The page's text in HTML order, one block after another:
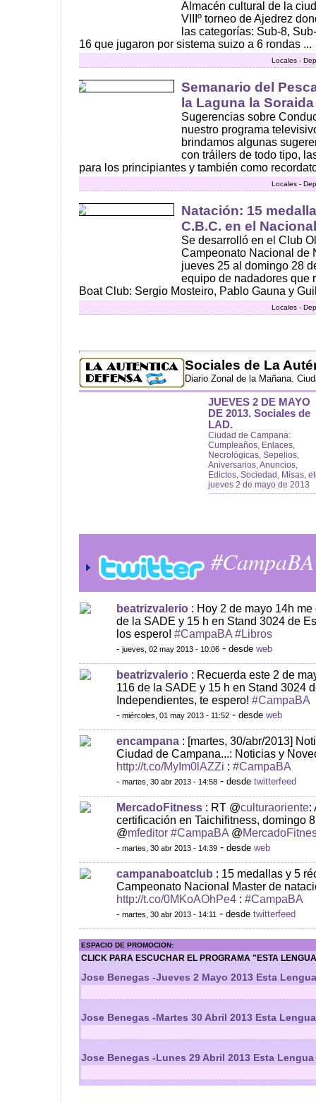
Almacén cultural de la
VIIIº torneo de Ajedrez
las categorías: Sub-8,
16 que jugaron por sistema suizo a 6 rondas ...
Locales -
Semanario del
la Laguna la
Sugerencias sobre
nuestro programa
brindamos algunas
con tráilers de todo tipo,
para los principiantes y también como
Locales -
Natación: 15
C.B.C. en el
Se desarrolló en el Club
Campeonato Nacional de
jueves 25 al domingo 28
equipo de nadadores que
Boat Club: Sergio Mosteiro, Pablo Gauna y
Locales -
Sociales de La
Diario Zonal de la Mañana.
JUEVES 2 DE MAYO
DE 2013. Sociales de
LAD.
Ciudad de Campana:
Cumpleaños, Enlaces,
Necrológicas, Sepelios,
Aniversarios, Anuncios,
Edictos, Sociedad, Misas,
jueves 2 de mayo de 2013
#CampaBA
beatrizvalerio : Hoy 2 de mayo 14h
de la SADE y 15 h en Stand 3024 de
los espero! #CampaBA #Libros
- jueves, 02 may 2013 - 10:06 - desde web
beatrizvalerio : Recuerda este 2 de
116 de la SADE y 15 h en Stand 3024
Independientes, te espero! #CampaBA
- miércoles, 01 may 2013 - 11:52 - desde web
encampana : [martes, 30/abr/2013]
Ciudad de Campana...: Noticias y
http://t.co/MyIm0lAZZi : #CampaBA
- martes, 30 abr 2013 - 14:58 - desde twitterfeed
MercadoFitness : RT @culturaoriente:
certificación en Taichifitness, domingo
@mfeditor #CampaBA @
- martes, 30 abr 2013 - 14:39 - desde web
campanaboatclub : 15 medallas y 5
Campeonato Nacional Master de
http://t.co/0MKoAOhPe4 : #CampaBA
- martes, 30 abr 2013 - 14:11 - desde twitterfeed
ESPACIO DE PROMOCION:
CLICK PARA ESCUCHAR EL PROGRAMA "ESTA
Jose Benegas -Jueves 2 Mayo 2013 Esta
Jose Benegas -Martes 30 Abril 2013 Esta
Jose Benegas -Lunes 29 Abril 2013 Esta Lengua